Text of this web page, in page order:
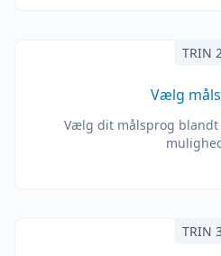
TRIN
Vælg
Vælg dit målsprog blandt
TRIN 3